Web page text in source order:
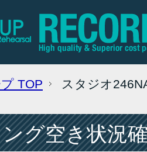
TOP スタジオ
グ空き状況